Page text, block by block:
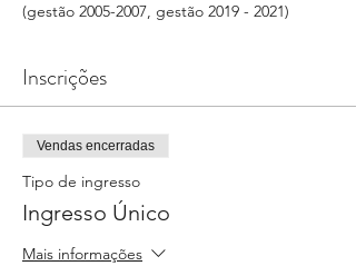
(gestão 2005-2007, gestão 2019 - 2021)
Inscrições
Vendas encerradas
Tipo de ingresso
Ingresso Único
Mais informações